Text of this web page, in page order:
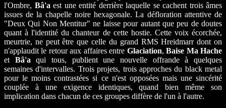
l'Ombre, Bâ'a est une entité derrière laquelle se cachent trois âmes
issues de la chapelle noire hexagonale. La défloration attentive de
"Deux Qui Non Mentitur" ne laisse pour autant que peu de doutes
quant à l'identité du chanteur de cette hostie. Cette voix écorchée,
meurtrie, ne peut être que celle du grand RMS Hreidmarr dont on
n'applaudit le retour aux affaires entre Glaciation,Baise Ma Hache
et Bâ'aqui tous, publient une nouvelle offrande à quelques
semaines d'intervalles. Trois projets, trois approches du black metal
pour le moins contrastées si ce n'est opposées mais une sincérité
couplée à une exigence identiques, quand bien même son
implication dans chacun de ces groupes diffère de l'un à l'autre.